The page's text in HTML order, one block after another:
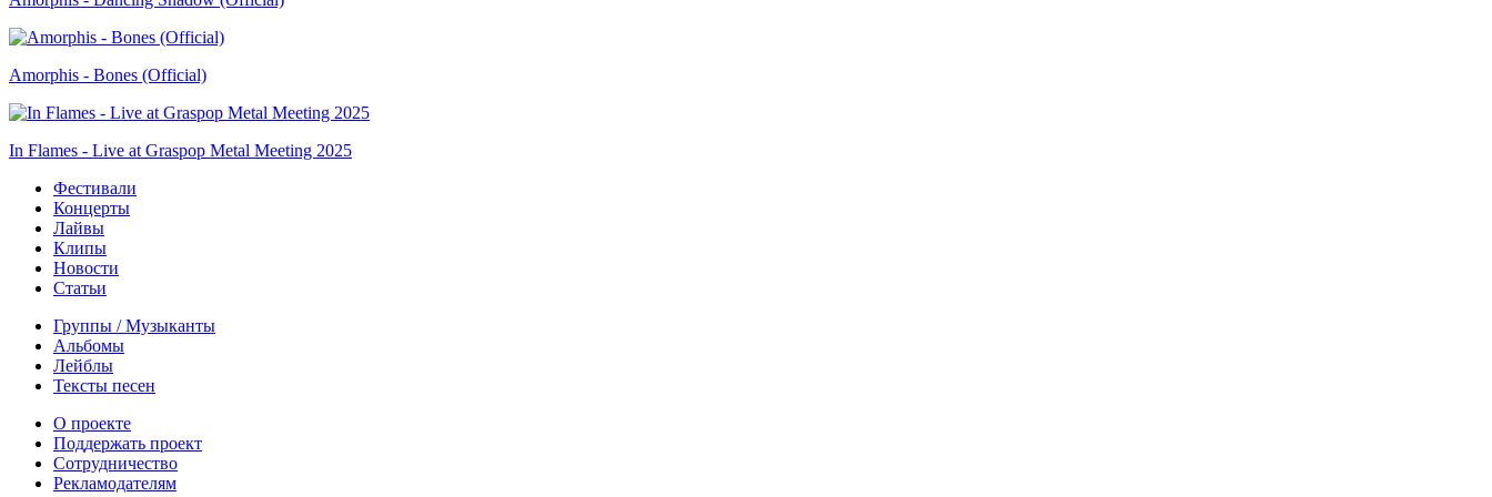
Amorphis - Bones (Official)
In Flames - Live at Graspop Metal Meeting 2025
Фестивали
Концерты
Лайвы
Клипы
Новости
Статьи
Группы / Музыканты
Альбомы
Лейблы
Тексты песен
О проекте
Поддержать проект
Сотрудничество
Рекламодателям